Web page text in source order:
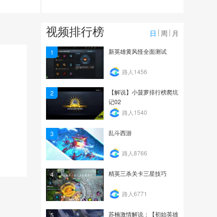
8.4秒全服第一成绩的法...
1.0万
【小剑解说】3秒尸王打
法和注意事项
4.2万
视频排行榜 日 周 月
1 新英雄黄风怪全面测试
路人1456
2
【解说】小菠萝排行榜爬坑
记02
路人1540
3 乱斗西游
路人8766
4 精英三杀关卡三星技巧
路人6771
5 苏楠激情解说：【初始英雄